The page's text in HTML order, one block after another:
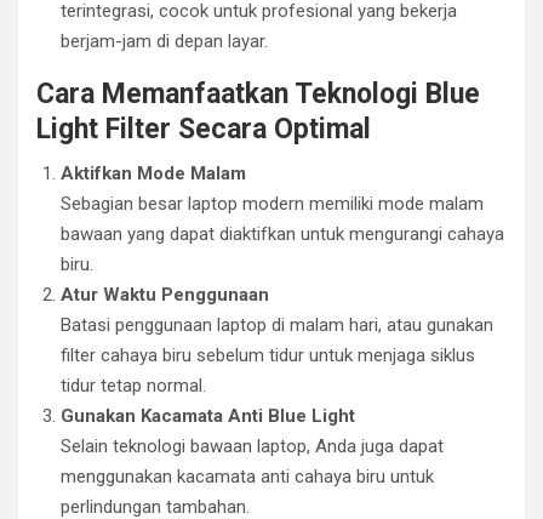
terintegrasi, cocok untuk profesional yang bekerja
berjam-jam di depan layar.
Cara Memanfaatkan Teknologi Blue
Light Filter Secara Optimal
Aktifkan Mode Malam
Sebagian besar laptop modern memiliki mode malam
bawaan yang dapat diaktifkan untuk mengurangi cahaya
biru.
Atur Waktu Penggunaan
Batasi penggunaan laptop di malam hari, atau gunakan
filter cahaya biru sebelum tidur untuk menjaga siklus
tidur tetap normal.
Gunakan Kacamata Anti Blue Light
Selain teknologi bawaan laptop, Anda juga dapat
menggunakan kacamata anti cahaya biru untuk
perlindungan tambahan.